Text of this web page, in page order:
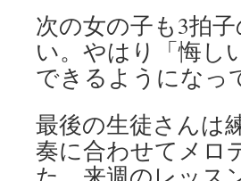
次の女の子も3拍
い。やはり「悔し
できるようになっ
最後の生徒さんは
奏に合わせてメロ